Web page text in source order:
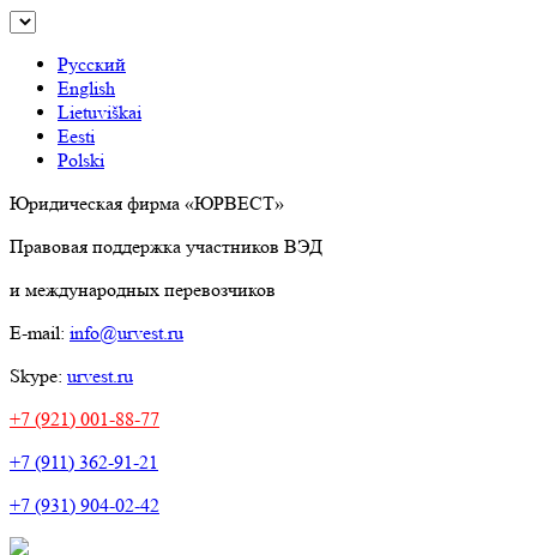
Русский
English
Lietuviškai
Eesti
Polski
Юридическая фирма «ЮРВЕСТ»
Правовая поддержка участников ВЭД
и международных перевозчиков
E-mail: info@urvest.ru
Skype: urvest.ru
+7 (921) 001-88-77
+7 (911) 362-91-21
+7 (931) 904-02-42